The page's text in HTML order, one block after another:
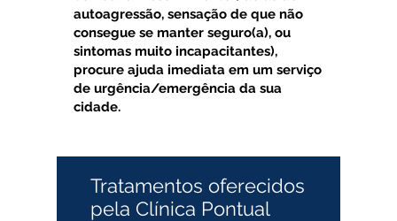
autoagressão, sensação de que não
consegue se manter seguro(a), ou
sintomas muito incapacitantes),
procure ajuda imediata em um serviço
de urgência/emergência da sua
cidade.
Tratamentos oferecidos
pela Clínica Pontual